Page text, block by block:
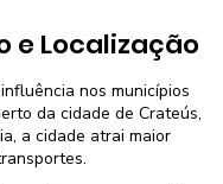
e Localização
nos municípios
da cidade de Crateús,
a cidade atrai maior